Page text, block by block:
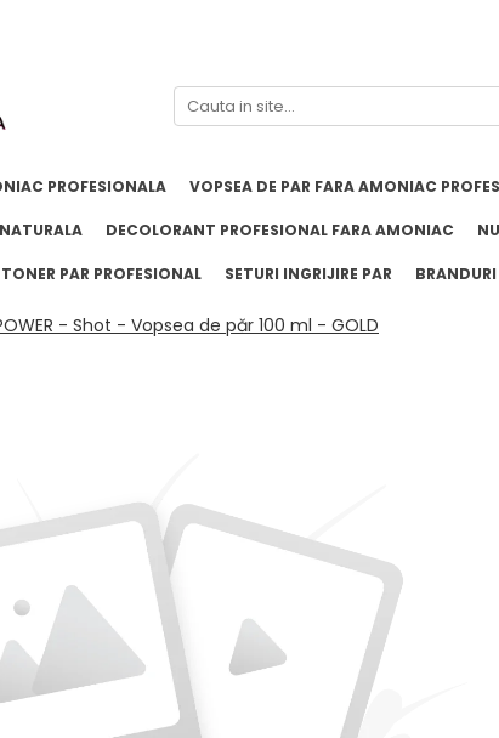
PROFESIONALA VOPSEA DE PAR FARA AMONIAC
DECOLORANT PROFESIONAL FARA AMONIAC
TONER PAR PROFESIONAL SETURI INGRIJIRE PAR BRANDURI
- Shot - Vopsea de păr 100 ml - GOLD